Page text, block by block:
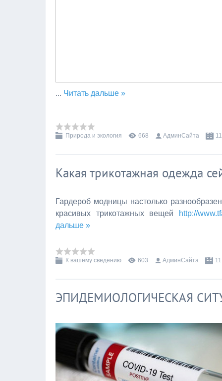
... Читать дальше »
Природа и экология 668 АдминСайта
Какая трикотажная одежда
Гардероб модницы настолько
красивых трикотажных вещей
http://
дальше »
К вашему сведению 603 АдминСайта
ЭПИДЕМИОЛОГИЧЕСКАЯ